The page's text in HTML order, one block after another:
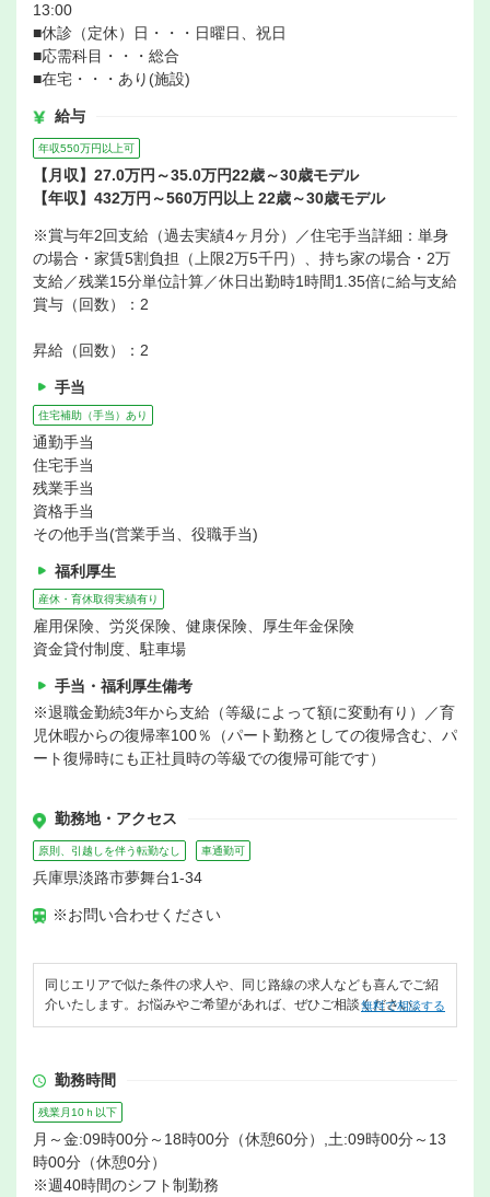
13:00
■休診（定休）日・・・日曜日、祝日
■応需科目・・・総合
■在宅・・・あり(施設)
給与
年収550万円以上可
【月収】27.0万円～35.0万円22歳～30歳モデル
【年収】432万円～560万円以上 22歳～30歳モデル
※賞与年2回支給（過去実績4ヶ月分）／住宅手当詳細：単身
の場合・家賃5割負担（上限2万5千円）、持ち家の場合・2万
支給／残業15分単位計算／休日出勤時1時間1.35倍に給与支給
賞与（回数）：2
昇給（回数）：2
手当
住宅補助（手当）あり
通勤手当
住宅手当
残業手当
資格手当
その他手当(営業手当、役職手当)
福利厚生
産休・育休取得実績有り
雇用保険、労災保険、健康保険、厚生年金保険
資金貸付制度、駐車場
手当・福利厚生備考
※退職金勤続3年から支給（等級によって額に変動有り）／育
児休暇からの復帰率100％（パート勤務としての復帰含む、パ
ート復帰時にも正社員時の等級での復帰可能です）
勤務地・アクセス
原則、引越しを伴う転勤なし 車通勤可
兵庫県淡路市夢舞台1-34
※お問い合わせください
同じエリアで似た条件の求人や、同じ路線の求人なども喜んでご紹
介いたします。お悩みやご希望があれば、ぜひご相談ください。
無料で相談する
勤務時間
残業月10ｈ以下
月～金:09時00分～18時00分（休憩60分）,土:09時00分～13
時00分（休憩0分）
※週40時間のシフト制勤務